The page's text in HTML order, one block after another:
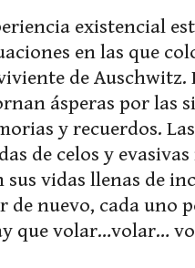
existencial
en las que
de Auschwitz.
ásperas por las
y recuerdos.
de celos y
sus vidas llenas de
nuevo, cada uno
que volar…volar…